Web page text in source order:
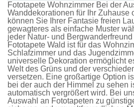
Fototapete Wohnzimmer Bei der
Wanddekorationen für Ihr Zuhause
können Sie Ihrer Fantasie freien
gewagteres als einfache Muster
jeder Natur- und
Fototapete Wald ist für das
Schlafzimmer und das
universelle Dekoration ermöglicht
Welt des Grüns und der
versetzen. Eine großartige Option
bei der auch der Himmel zu sehen
automatisch vergrößert wird. Bei
Auswahl an Fototapeten zu